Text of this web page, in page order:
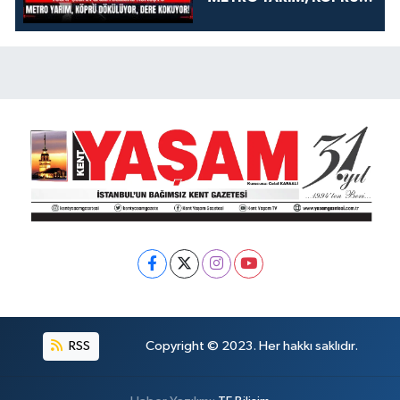
KOKUYOR!
RSS Copyright © 2023. Her hakkı saklıdır.